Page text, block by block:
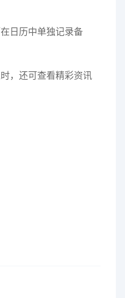
日历中单独记录备
，还可查看精彩资讯